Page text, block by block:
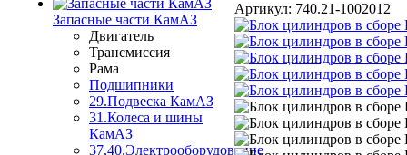
Запасные части КамАЗ
Двигатель
Трансмиссия
Рама
Подшипники
29.Подвеска КамАЗ
31.Колеса и шины
КамАЗ
37,40.Электрооборудование
Артикул: 740.21-1002012